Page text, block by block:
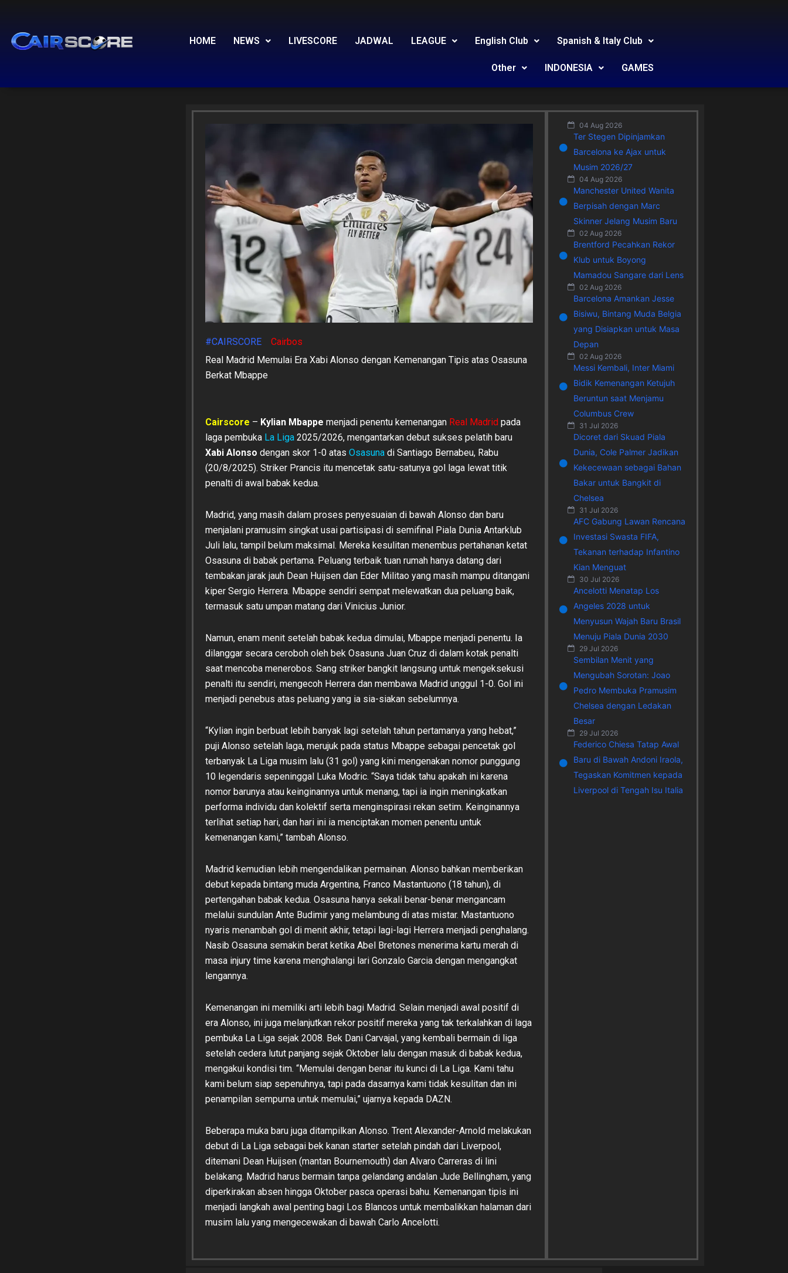
content
HOME NEWS LIVESCORE JADWAL LEAGUE English Club Spanish & Italy Club
Other INDONESIA GAMES
#CAIRSCORE
Cairbos
Real Madrid Memulai Era Xabi Alonso dengan Kemenangan Tipis atas Osasuna
Berkat Mbappe
Cairscore – Kylian Mbappe menjadi penentu kemenangan Real Madrid pada
laga pembuka La Liga 2025/2026, mengantarkan debut sukses pelatih baru
Xabi Alonso dengan skor 1-0 atas Osasuna di Santiago Bernabeu, Rabu
(20/8/2025). Striker Prancis itu mencetak satu-satunya gol laga lewat titik
penalti di awal babak kedua.
Madrid, yang masih dalam proses penyesuaian di bawah Alonso dan baru
menjalani pramusim singkat usai partisipasi di semifinal Piala Dunia Antarklub
Juli lalu, tampil belum maksimal. Mereka kesulitan menembus pertahanan ketat
Osasuna di babak pertama. Peluang terbaik tuan rumah hanya datang dari
tembakan jarak jauh Dean Huijsen dan Eder Militao yang masih mampu ditangani
kiper Sergio Herrera. Mbappe sendiri sempat melewatkan dua peluang baik,
termasuk satu umpan matang dari Vinicius Junior.
Namun, enam menit setelah babak kedua dimulai, Mbappe menjadi penentu. Ia
dilanggar secara ceroboh oleh bek Osasuna Juan Cruz di dalam kotak penalti
saat mencoba menerobos. Sang striker bangkit langsung untuk mengeksekusi
penalti itu sendiri, mengecoh Herrera dan membawa Madrid unggul 1-0. Gol ini
menjadi penebus atas peluang yang ia sia-siakan sebelumnya.
“Kylian ingin berbuat lebih banyak lagi setelah tahun pertamanya yang hebat,”
puji Alonso setelah laga, merujuk pada status Mbappe sebagai pencetak gol
terbanyak La Liga musim lalu (31 gol) yang kini mengenakan nomor punggung
10 legendaris sepeninggal Luka Modric. “Saya tidak tahu apakah ini karena
nomor barunya atau keinginannya untuk menang, tapi ia ingin meningkatkan
performa individu dan kolektif serta menginspirasi rekan setim. Keinginannya
terlihat setiap hari, dan hari ini ia menciptakan momen penentu untuk
kemenangan kami,” tambah Alonso.
Madrid kemudian lebih mengendalikan permainan. Alonso bahkan memberikan
debut kepada bintang muda Argentina, Franco Mastantuono (18 tahun), di
pertengahan babak kedua. Osasuna hanya sekali benar-benar mengancam
melalui sundulan Ante Budimir yang melambung di atas mistar. Mastantuono
nyaris menambah gol di menit akhir, tetapi lagi-lagi Herrera menjadi penghalang.
Nasib Osasuna semakin berat ketika Abel Bretones menerima kartu merah di
masa injury time karena menghalangi lari Gonzalo Garcia dengan mengangkat
lengannya.
Kemenangan ini memiliki arti lebih bagi Madrid. Selain menjadi awal positif di
era Alonso, ini juga melanjutkan rekor positif mereka yang tak terkalahkan di laga
pembuka La Liga sejak 2008. Bek Dani Carvajal, yang kembali bermain di liga
setelah cedera lutut panjang sejak Oktober lalu dengan masuk di babak kedua,
mengakui kondisi tim. “Memulai dengan benar itu kunci di La Liga. Kami tahu
kami belum siap sepenuhnya, tapi pada dasarnya kami tidak kesulitan dan ini
penampilan sempurna untuk memulai,” ujarnya kepada DAZN.
Beberapa muka baru juga ditampilkan Alonso. Trent Alexander-Arnold melakukan
debut di La Liga sebagai bek kanan starter setelah pindah dari Liverpool,
ditemani Dean Huijsen (mantan Bournemouth) dan Alvaro Carreras di lini
belakang. Madrid harus bermain tanpa gelandang andalan Jude Bellingham, yang
diperkirakan absen hingga Oktober pasca operasi bahu. Kemenangan tipis ini
menjadi langkah awal penting bagi Los Blancos untuk membalikkan halaman dari
musim lalu yang mengecewakan di bawah Carlo Ancelotti.
04 Aug 2026
Ter Stegen Dipinjamkan
Barcelona ke Ajax untuk
Musim 2026/27
04 Aug 2026
Manchester United Wanita
Berpisah dengan Marc
Skinner Jelang Musim Baru
02 Aug 2026
Brentford Pecahkan Rekor
Klub untuk Boyong
Mamadou Sangare dari Lens
02 Aug 2026
Barcelona Amankan Jesse
Bisiwu, Bintang Muda Belgia
yang Disiapkan untuk Masa
Depan
02 Aug 2026
Messi Kembali, Inter Miami
Bidik Kemenangan Ketujuh
Beruntun saat Menjamu
Columbus Crew
31 Jul 2026
Dicoret dari Skuad Piala
Dunia, Cole Palmer Jadikan
Kekecewaan sebagai Bahan
Bakar untuk Bangkit di
Chelsea
31 Jul 2026
AFC Gabung Lawan Rencana
Investasi Swasta FIFA,
Tekanan terhadap Infantino
Kian Menguat
30 Jul 2026
Ancelotti Menatap Los
Angeles 2028 untuk
Menyusun Wajah Baru Brasil
Menuju Piala Dunia 2030
29 Jul 2026
Sembilan Menit yang
Mengubah Sorotan: Joao
Pedro Membuka Pramusim
Chelsea dengan Ledakan
Besar
29 Jul 2026
Federico Chiesa Tatap Awal
Baru di Bawah Andoni Iraola,
Tegaskan Komitmen kepada
Liverpool di Tengah Isu Italia